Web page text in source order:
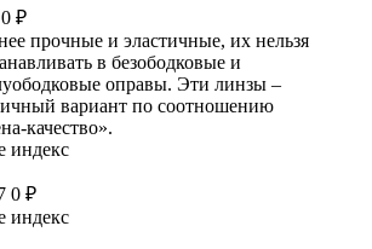
0 ₽
прочные и эластичные, их нельзя
в безободковые и
оправы. Эти линзы –
вариант по соотношению
качество».
индекс
0 ₽
индекс